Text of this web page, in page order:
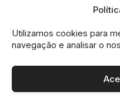
Utilizamos cookies para
navegação e analisar o